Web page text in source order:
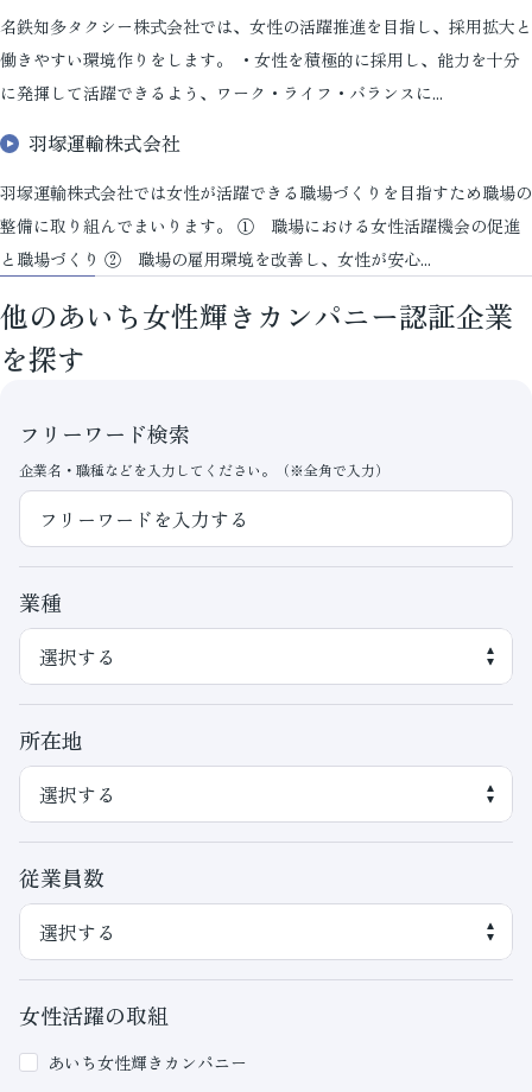
名鉄知多タクシー株式会社では、女性の活躍推進を目指し、採用拡大と
働きやすい環境作りをします。 ・女性を積極的に採用し、能力を十分
に発揮して活躍できるよう、ワーク・ライフ・バランスに...
羽塚運輸株式会社
羽塚運輸株式会社では女性が活躍できる職場づくりを目指すため職場の
整備に取り組んでまいります。 ① 職場における女性活躍機会の促進
と職場づくり ② 職場の雇用環境を改善し、女性が安心...
他のあいち女性輝きカンパニー認証企業
を探す
フリーワード検索
企業名・職種などを入力してください。（※全角で入力）
業種
所在地
従業員数
女性活躍の取組
あいち女性輝きカンパニー